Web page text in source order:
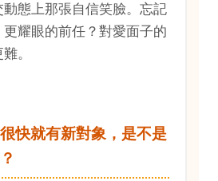
態上那張自信笑臉。忘記
耀眼的前任？對愛面子的
。
快就有新對象，是不是